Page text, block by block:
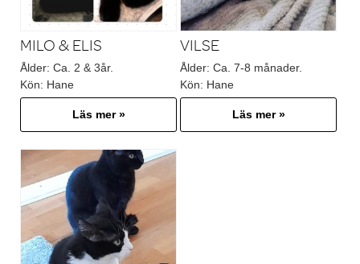
MILO & ELIS
Ålder: Ca. 2 & 3år.
Kön: Hane
Läs mer »
VILSE
Ålder: Ca. 7-8 månader.
Kön: Hane
Läs mer »